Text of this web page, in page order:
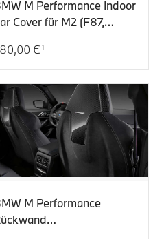
M Performance Indoor
Cover für M2 (F87,
Preis: 380,00 €
€ 1
M Performance